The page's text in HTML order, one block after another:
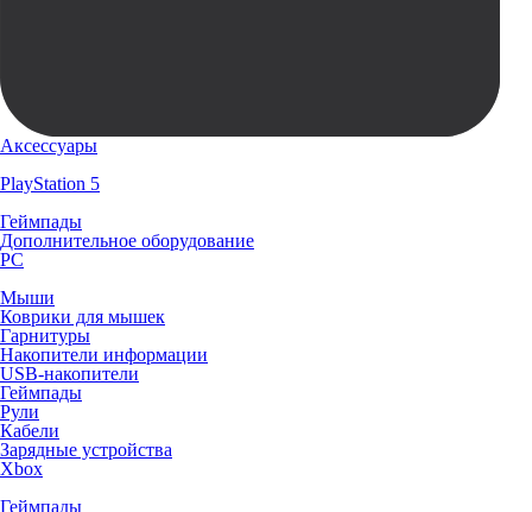
Аксессуары
PlayStation 5
Геймпады
Дополнительное оборудование
PC
Мыши
Коврики для мышек
Гарнитуры
Накопители информации
USB-накопители
Геймпады
Рули
Кабели
Зарядные устройства
Xbox
Геймпады